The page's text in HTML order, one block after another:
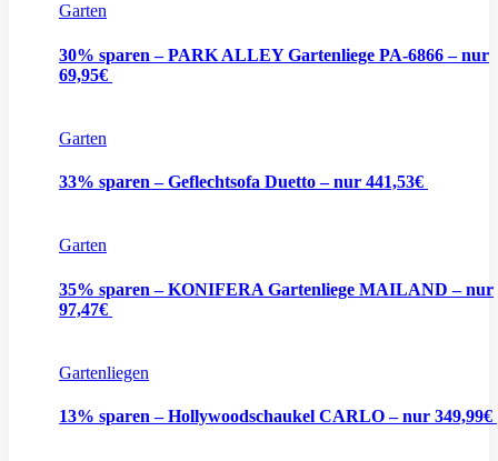
Garten
30% sparen – PARK ALLEY Gartenliege PA-6866 – nur
69,95€
Garten
33% sparen – Geflechtsofa Duetto – nur 441,53€
Garten
35% sparen – KONIFERA Gartenliege MAILAND – nur
97,47€
Gartenliegen
13% sparen – Hollywoodschaukel CARLO – nur 349,99€